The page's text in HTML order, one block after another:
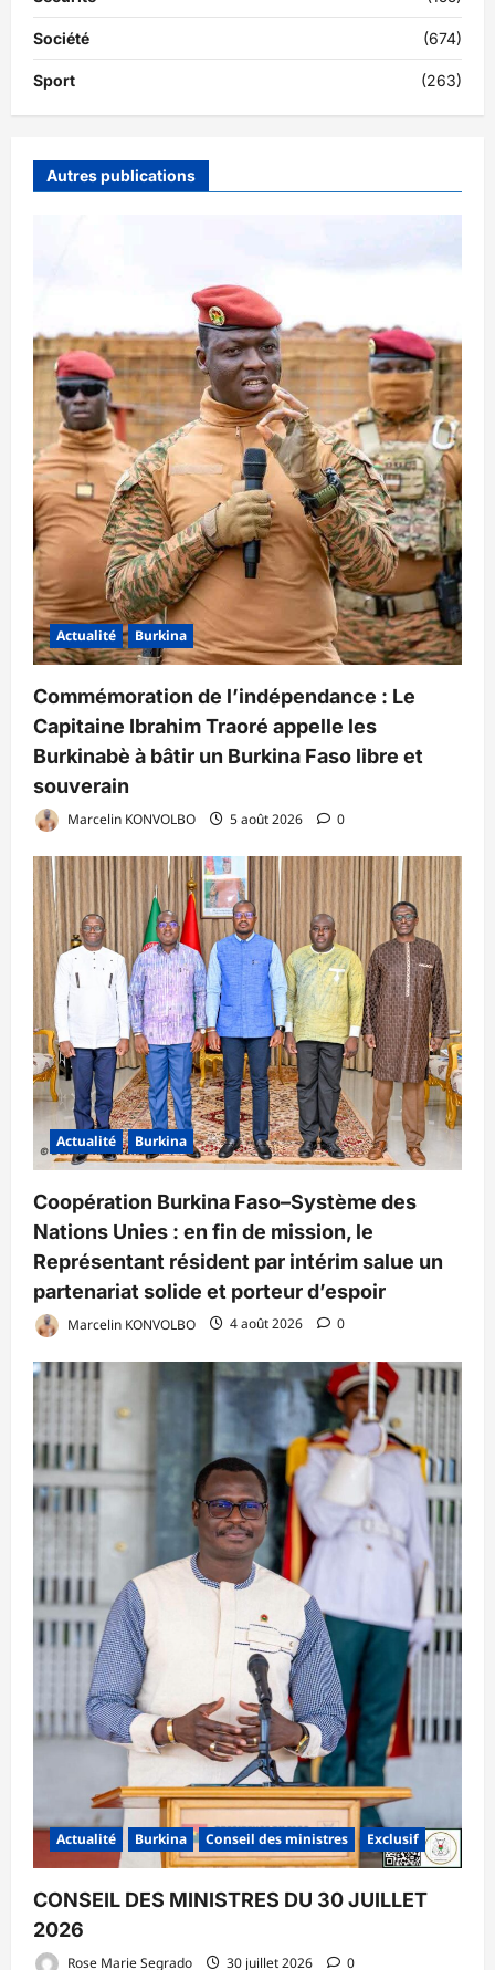
Société (674)
Sport (263)
Autres publications
Actualité Burkina
Commémoration de l’indépendance : Le
Capitaine Ibrahim Traoré appelle les
Burkinabè à bâtir un Burkina Faso libre et
souverain
Marcelin KONVOLBO 5 août 2026 0
Actualité Burkina
Coopération Burkina Faso–Système des
Nations Unies : en fin de mission, le
Représentant résident par intérim salue un
partenariat solide et porteur d’espoir
Marcelin KONVOLBO 4 août 2026 0
Actualité Burkina Conseil des ministres Exclusif
CONSEIL DES MINISTRES DU 30 JUILLET
2026
Rose Marie Segrado 30 juillet 2026 0